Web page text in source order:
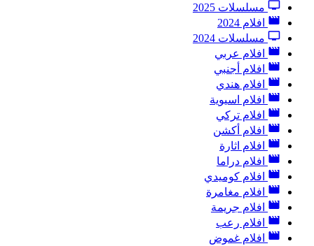
مسلسلات 2025
افلام 2024
مسلسلات 2024
افلام عربي
افلام أجنبي
افلام هندي
افلام اسيوية
افلام تركي
افلام أكشن
افلام اثارة
افلام دراما
افلام كوميدي
افلام مغامرة
افلام جريمة
افلام رعب
افلام غموض